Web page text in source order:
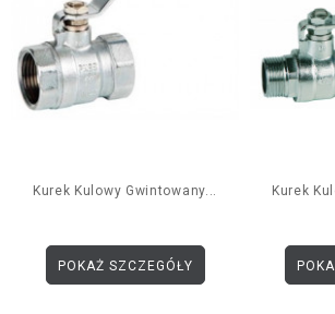
Kurek Kulowy Gwintowany...
POKAŻ SZCZEGÓŁY
Kurek